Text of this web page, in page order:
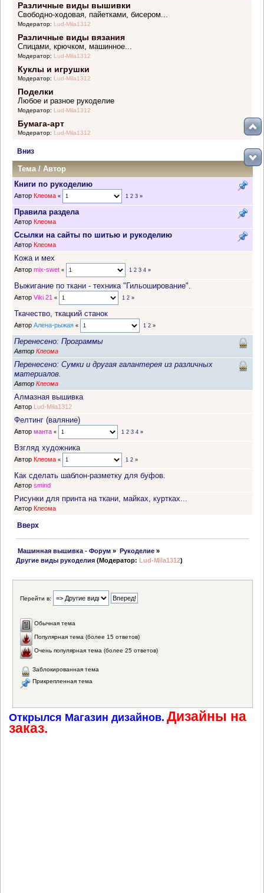
Различные виды вышивки
Свободно-ходовая, пайетками, бисером...
Модератор: Lud-Mila1312
Различные виды вязания
Спицами, крючком, машинное...
Модератор: Lud-Mila1312
Куклы и игрушки
Модератор: Lud-Mila1312
Поделки
Любое и разное рукоделие
Модератор: Lud-Mila1312
Бумага-арт
Модератор: Lud-Mila1312
Вниз
Тема /Автор
Книги по рукоделию
Автор Клеома « 1 2 3»
Правила раздела
Автор Клеома
Ссылки на сайты по шитью и рукоделию
Автор Клеома
Кожа и мех
Автор mix-swet « 1 2 3 4»
Выжигание по ткани - техника "Гильоширование".
Автор Viki 21 « 1 2»
Ткачество, ткацкий станок
Автор Алена-рыжая « 1 2»
Перенесено: Программы
Автор Клеома
Перенесено: Сумки и другая галантерея из различных
материалов.
Автор Клеома
Алмазная вышивка
Автор Lud-Mila1312
Фелтинг (валяние)
Автор манта « 1 2 3 4»
Взгляд художника
Автор Клеома « 1 2»
Как сделать шаблон-разметку для буфов.
Автор smind
Рисунки для принта на ткани, майках, куртках...
Автор Клеома
Вверх
Машинная вышивка - Форум » Рукоделие»
Другие виды рукоделия (Модератор:Lud-Mila1312)
Перейти в:
Обычная тема
Популярная тема (более 15 ответов)
Очень популярная тема (более 25 ответов)
Заблокированная тема
Прикрепленная тема
Открылся Магазин дизайнов. Дизайны на
заказ.